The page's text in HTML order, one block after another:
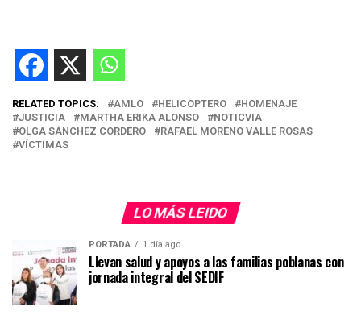
RELATED TOPICS: AMLO HELICOPTERO
HOMENAJE
JUSTICIA
MARTHA ERIKA ALONSO
NOTICVIA
OLGA SÁNCHEZ CORDERO
RAFAEL MORENO VALLE ROSAS
VÍCTIMAS
LO MÁS LEIDO
PORTADA 1 día ago
Llevan salud y apoyos a las familias poblanas con
jornada integral del SEDIF